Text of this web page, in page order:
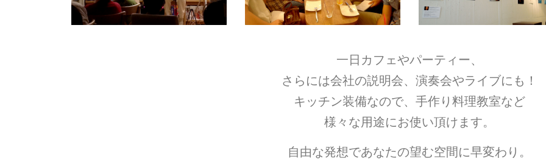
一日カフェやパーティー、
さらには会社の説明会、演奏会やライブにも！
キッチン装備なので、手作り料理教室など
様々な用途にお使い頂けます。
自由な発想であなたの望む空間に早変わり。